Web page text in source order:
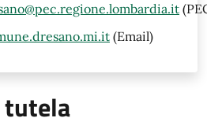
(Email)